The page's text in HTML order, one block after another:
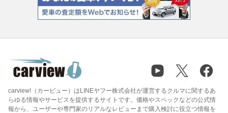
carview!（カービュー）はLINEヤフー株式会社が運営するクルマに関するあ
らゆる情報やサービスを提供するサイトです。価格やスペックなどの公式情
報から、ユーザーや専門家のリアルなレビューまで購入検討に役立つ情報を